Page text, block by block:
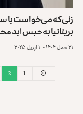
زنی که می‌خواست با
بریتانیا به حبس ابد
۲۱ حمل ۱۴۰۴ - ۱۰ اپریل ۲۰۲۵
1
2